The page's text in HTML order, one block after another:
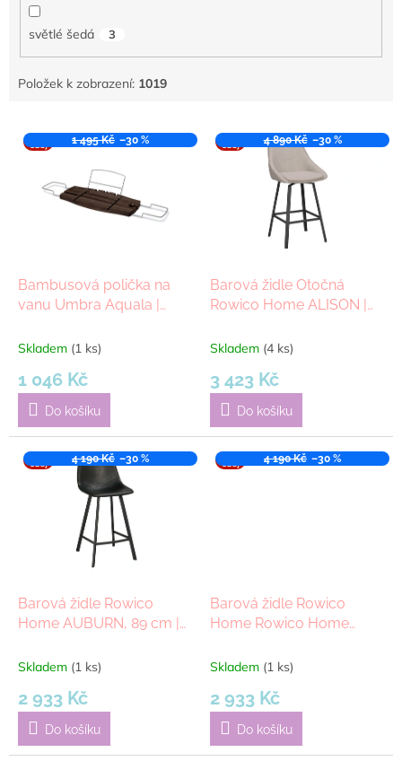
světlé šedá 3
Položek k zobrazení: 1019
u
ODEJ
1 495 Kč –30 %
Bambusová polička na
vanu Umbra Aquala |
Skladem (1 ks)
1 046 Kč
Do košíku
ODEJ
4 890 Kč –30 %
Barová židle Otočná
Rowico Home ALISON |
Skladem (4 ks)
3 423 Kč
Do košíku
ODEJ
4 190 Kč –30 %
Barová židle Rowico
Home AUBURN, 89 cm |
Skladem (1 ks)
2 933 Kč
Do košíku
ODEJ
4 190 Kč –30 %
Barová židle Rowico
Home Rowico Home
Skladem (1 ks)
2 933 Kč
Do košíku